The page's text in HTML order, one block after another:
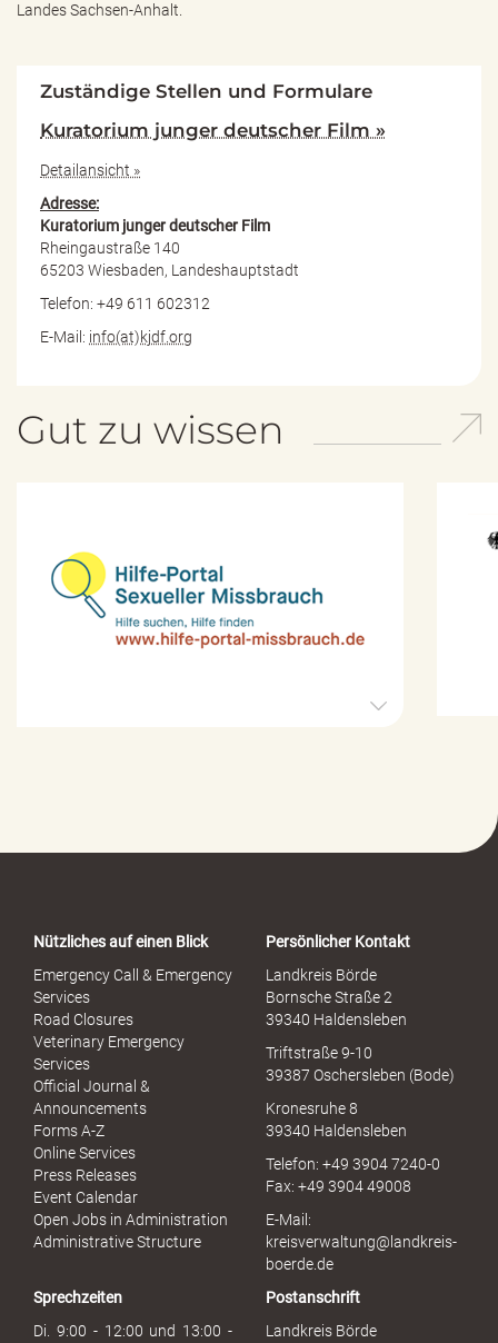
Landes Sachsen-Anhalt.
Zuständige Stellen und Formulare
Kuratorium junger deutscher Film »
Detailansicht »
Adresse:
Kuratorium junger deutscher Film
Rheingaustraße 140
65203 Wiesbaden, Landeshauptstadt
Telefon: +49 611 602312
E-Mail: info(at)kjdf.org
Gut zu wissen
o
u
Nützliches auf einen Blick
Emergency Call & Emergency
Services
Road Closures
Veterinary Emergency
Services
Official Journal &
Announcements
Forms A-Z
Online Services
Press Releases
Event Calendar
Open Jobs in Administration
Administrative Structure
Persönlicher Kontakt
Landkreis Börde
Bornsche Straße 2
39340 Haldensleben
Triftstraße 9-10
39387 Oschersleben (Bode)
Kronesruhe 8
39340 Haldensleben
Telefon: +49 3904 7240-0
Fax: +49 3904 49008
E-Mail:
kreisverwaltung@landkreis-
boerde.de
Sprechzeiten
Di. 9:00 - 12:00 und 13:00 -
Postanschrift
Landkreis Börde